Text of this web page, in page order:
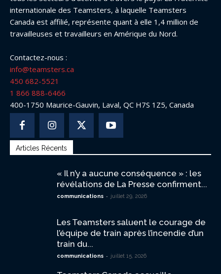
internationale des Teamsters, à laquelle Teamsters
Canada est affilié, représente quant à elle 1,4 million de
travailleuses et travailleurs en Amérique du Nord.
Contactez-nous :
info@teamsters.ca
450 682-5521
1 866 888-6466
400-1750 Maurice-Gauvin, Laval, QC H7S 1Z5, Canada
Articles Récents
« Il n’y a aucune conséquence » : les
révélations de La Presse confirment...
communications - juillet 29, 2026
Les Teamsters saluent le courage de
l’équipe de train après l’incendie d’un
train du...
communications - juillet 15, 2026